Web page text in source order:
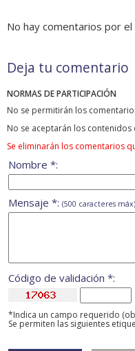
No hay comentarios por
Deja tu comentario
NORMAS DE PARTICIPACIÓN
No se permitirán los
No se aceptarán los
Se eliminarán los comentarios
Nombre *:
Mensaje *: (500 caracteres máx)
Código de validación *:
*Indica un campo requerido
Se permiten las siguientes